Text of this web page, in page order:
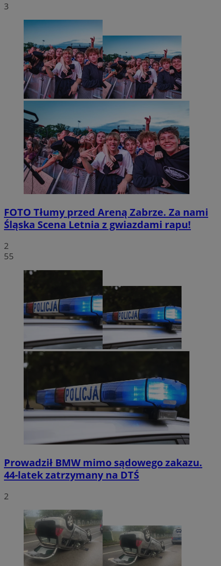
3
FOTO Tłumy przed Areną Zabrze. Za nami
Śląska Scena Letnia z gwiazdami rapu!
2
55
Prowadził BMW mimo sądowego zakazu.
44-latek zatrzymany na DTŚ
2